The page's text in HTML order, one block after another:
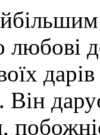
любові